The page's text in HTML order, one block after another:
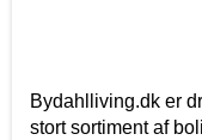
Bydahlliving.dk er
stort sortiment af